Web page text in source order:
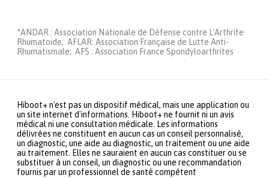
*ANDAR : Association Nationale de Défense contre L'Arthrite
Rhumatoide; AFLAR: Association Française de Lutte Anti-
Rhumatismale; AFS : Association France Spondyloarthrites
Hiboot+ n'est pas un dispositif médical, mais une application ou
un site internet d'informations. Hiboot+ ne fournit ni un avis
médical ni une consultation médicale. Les informations
délivrées ne constituent en aucun cas un conseil personnalisé,
un diagnostic, une aide au diagnostic, un traitement ou une aide
au traitement. Elles ne sauraient en aucun cas constituer ou se
substituer à un conseil, un diagnostic ou une recommandation
fournis par un professionnel de santé compétent